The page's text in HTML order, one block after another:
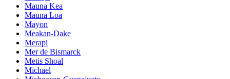
Mauna Kea
Mauna Loa
Mayon
Meakan-Dake
Merapi
Mer de Bismarck
Metis Shoal
Michael